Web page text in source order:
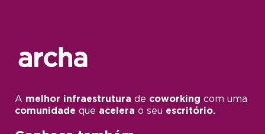
A melhor infraestrutura de coworking com uma
comunidade que acelera o seu escritório.